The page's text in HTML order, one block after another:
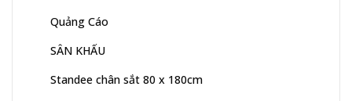
Quảng Cáo
SÂN KHẤU
Standee chân sắt 80 x 180cm